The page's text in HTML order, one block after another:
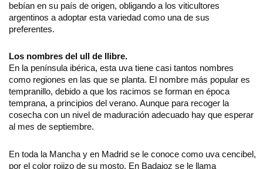
bebían en su país de origen, obligando a los viticultores
argentinos a adoptar esta variedad como una de sus
preferentes.
Los nombres del ull de llibre.
En la península ibérica, esta uva tiene casi tantos nombres
como regiones en las que se planta. El nombre más popular es
tempranillo, debido a que los racimos se forman en época
temprana, a principios del verano. Aunque para recoger la
cosecha con un nivel de maduración adecuado hay que esperar
al mes de septiembre.
En toda la Mancha y en Madrid se le conoce como uva cencibel,
por el color rojizo de su mosto. En Badajoz se le llama